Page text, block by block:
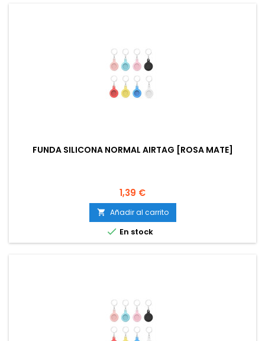
FUNDA SILICONA NORMAL AIRTAG [ROSA MATE]
Precio
1,39 €
 Añadir al carrito
 En stock